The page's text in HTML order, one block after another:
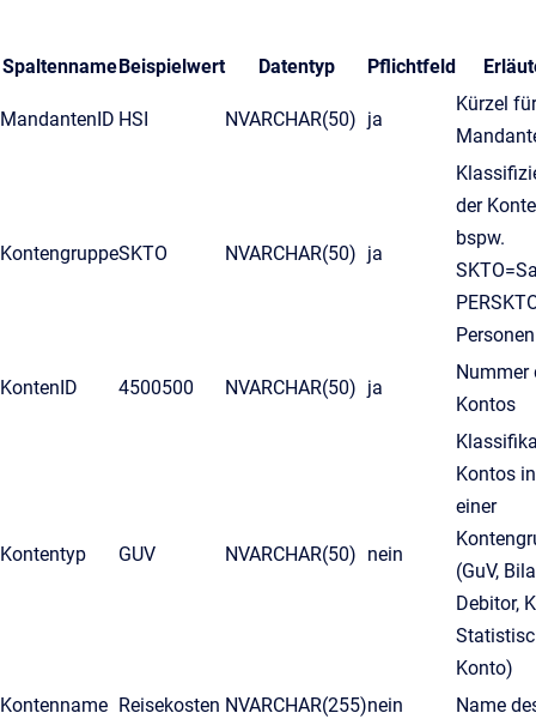
SpaltennameBeispielwert Datentyp Pflichtfeld
MandantenID HSI NVARCHAR(50) ja
Kürzel
KontengruppeSKTO NVARCHAR(50) ja
der
bspw.
KontenID 4500500 NVARCHAR(50) ja
Nummer
Kontos
Kontentyp GUV NVARCHAR(50) nein
Kontos
einer
(GuV,
Debitor,
Konto)
Kontenname Reisekosten NVARCHAR(255)nein Name